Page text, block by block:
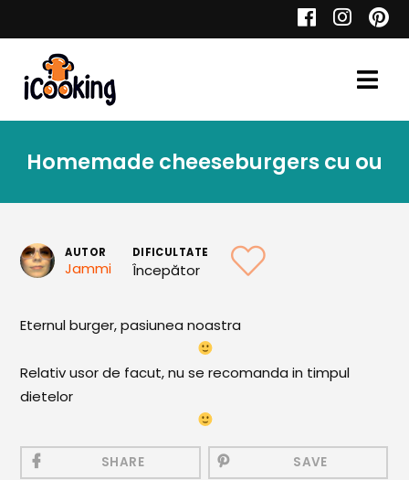
Retete
Toate Reţetele
Aperitive
Aperitive Reci
Ronțăieli
Homemade cheeseburgers cu ou
AUTOR
Jammi
DIFICULTATE
Începător
Eternul burger, pasiunea noastra
Relativ usor de facut, nu se recomanda in timpul
dietelor
SHARE SAVE